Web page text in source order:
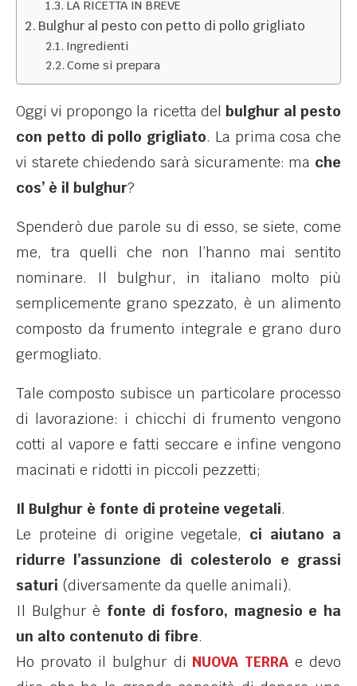
LA RICETTA IN BREVE
Bulghur al pesto con petto di pollo grigliato
Ingredienti
Come si prepara
Oggi vi propongo la ricetta del bulghur al pesto
con petto di pollo grigliato. La prima cosa che
vi starete chiedendo sarà sicuramente: ma che
cos’ è il bulghur?
Spenderò due parole su di esso, se siete, come
me, tra quelli che non l’hanno mai sentito
nominare. Il bulghur, in italiano molto più
semplicemente grano spezzato, è un alimento
composto da frumento integrale e grano duro
germogliato.
Tale composto subisce un particolare processo
di lavorazione: i chicchi di frumento vengono
cotti al vapore e fatti seccare e infine vengono
macinati e ridotti in piccoli pezzetti;
Il Bulghur è fonte di proteine vegetali.
Le proteine di origine vegetale, ci aiutano a
ridurre l’assunzione di colesterolo e grassi
saturi (diversamente da quelle animali).
Il Bulghur è fonte di fosforo, magnesio e ha
un alto contenuto di fibre.
Ho provato il bulghur di NUOVA TERRA e devo